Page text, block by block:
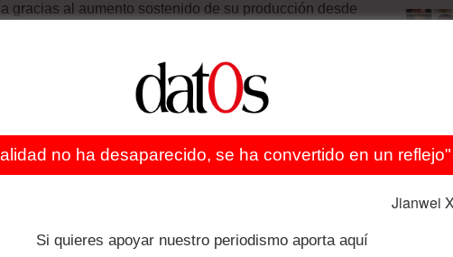
gracias al aumento sostenido de su producción desde
caída de los precios, los casos de Estados Unidos y
es cierto que por un lado los ingresos de las
de las gasolinas, por otro lado no obstante, el
ha consolidado la deflación (caída de precios)
los riesgos de caer en una recesión prolongada o
se encuentran Rusia, Irán, Argelia y Arabia
brasileño
abril 3, 2012
no ha desaparecido, se ha convertido en un reflejo"
Jianwei
Si quieres apoyar nuestro periodismo aporta aquí